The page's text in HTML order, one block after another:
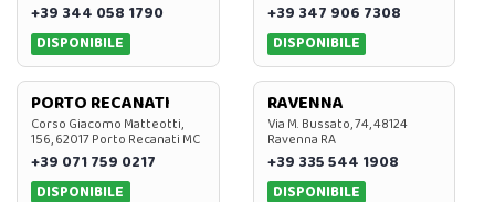
+39 344 058 1790
DISPONIBILE
+39 347 906 7308
DISPONIBILE
PORTO RECANATI
Corso Giacomo Matteotti,
156, 62017 Porto Recanati MC
+39 071 759 0217
DISPONIBILE
RAVENNA
Via M. Bussato, 74, 48124
Ravenna RA
+39 335 544 1908
DISPONIBILE